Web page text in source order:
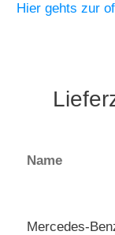
Hier gehts zur
Name
Mercedes-